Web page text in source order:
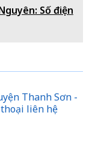
Số điện
Thanh Sơn -
liên hệ